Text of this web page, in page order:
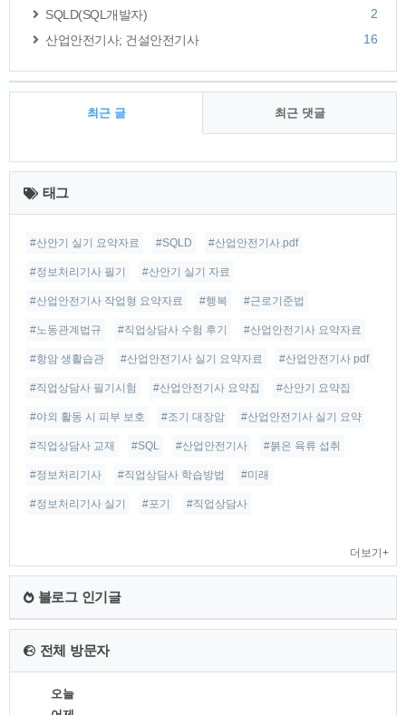
SQLD(SQL개발자)
2
산업안전기사; 건설안전기사
16
최근 글 최근 댓글
최
근
글
태그
#산안기 실기 요약자료 #SQLD #산업안전기사.pdf
#정보처리기사 필기 #산안기 실기 자료
#산업안전기사 작업형 요약자료 #행복 #근로기준법
#노동관계법규 #직업상담사 수험 후기 #산업안전기사 요약자료
#항암 생활습관 #산업안전기사 실기 요약자료 #산업안전기사 pdf
#직업상담사 필기시험 #산업안전기사 요약집 #산안기 요약집
#야외 활동 시 피부 보호 #조기 대장암 #산업안전기사 실기 요약
#직업상담사 교재 #SQL #산업안전기사 #붉은 육류 섭취
#정보처리기사 #직업상담사 학습방법 #미래
#정보처리기사 실기 #포기 #직업상담사
더보기+
블로그 인기글
전체 방문자
오늘